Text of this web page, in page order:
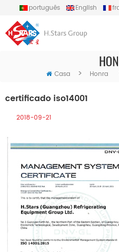
português English
Casa > Honra
certificado iso14001
2018-09-21